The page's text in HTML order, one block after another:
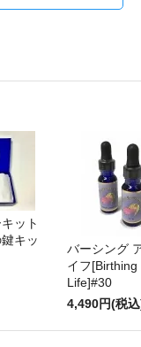
ット
キッ
バーシング
イフ[Birthing
Life]#30
4,490円(税